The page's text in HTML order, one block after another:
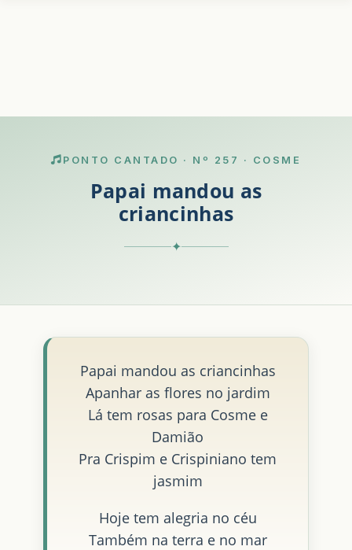
PONTO CANTADO · Nº 257 · COSME
Papai mandou as
criancinhas
✦
Papai mandou as criancinhas
Apanhar as flores no jardim
Lá tem rosas para Cosme e
Damião
Pra Crispim e Crispiniano tem
jasmim
Hoje tem alegria no céu
Também na terra e no mar